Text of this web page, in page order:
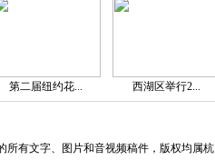
第二届纽约花... 西湖区举行2...
有文字、图片和音视频稿件，版权均属杭